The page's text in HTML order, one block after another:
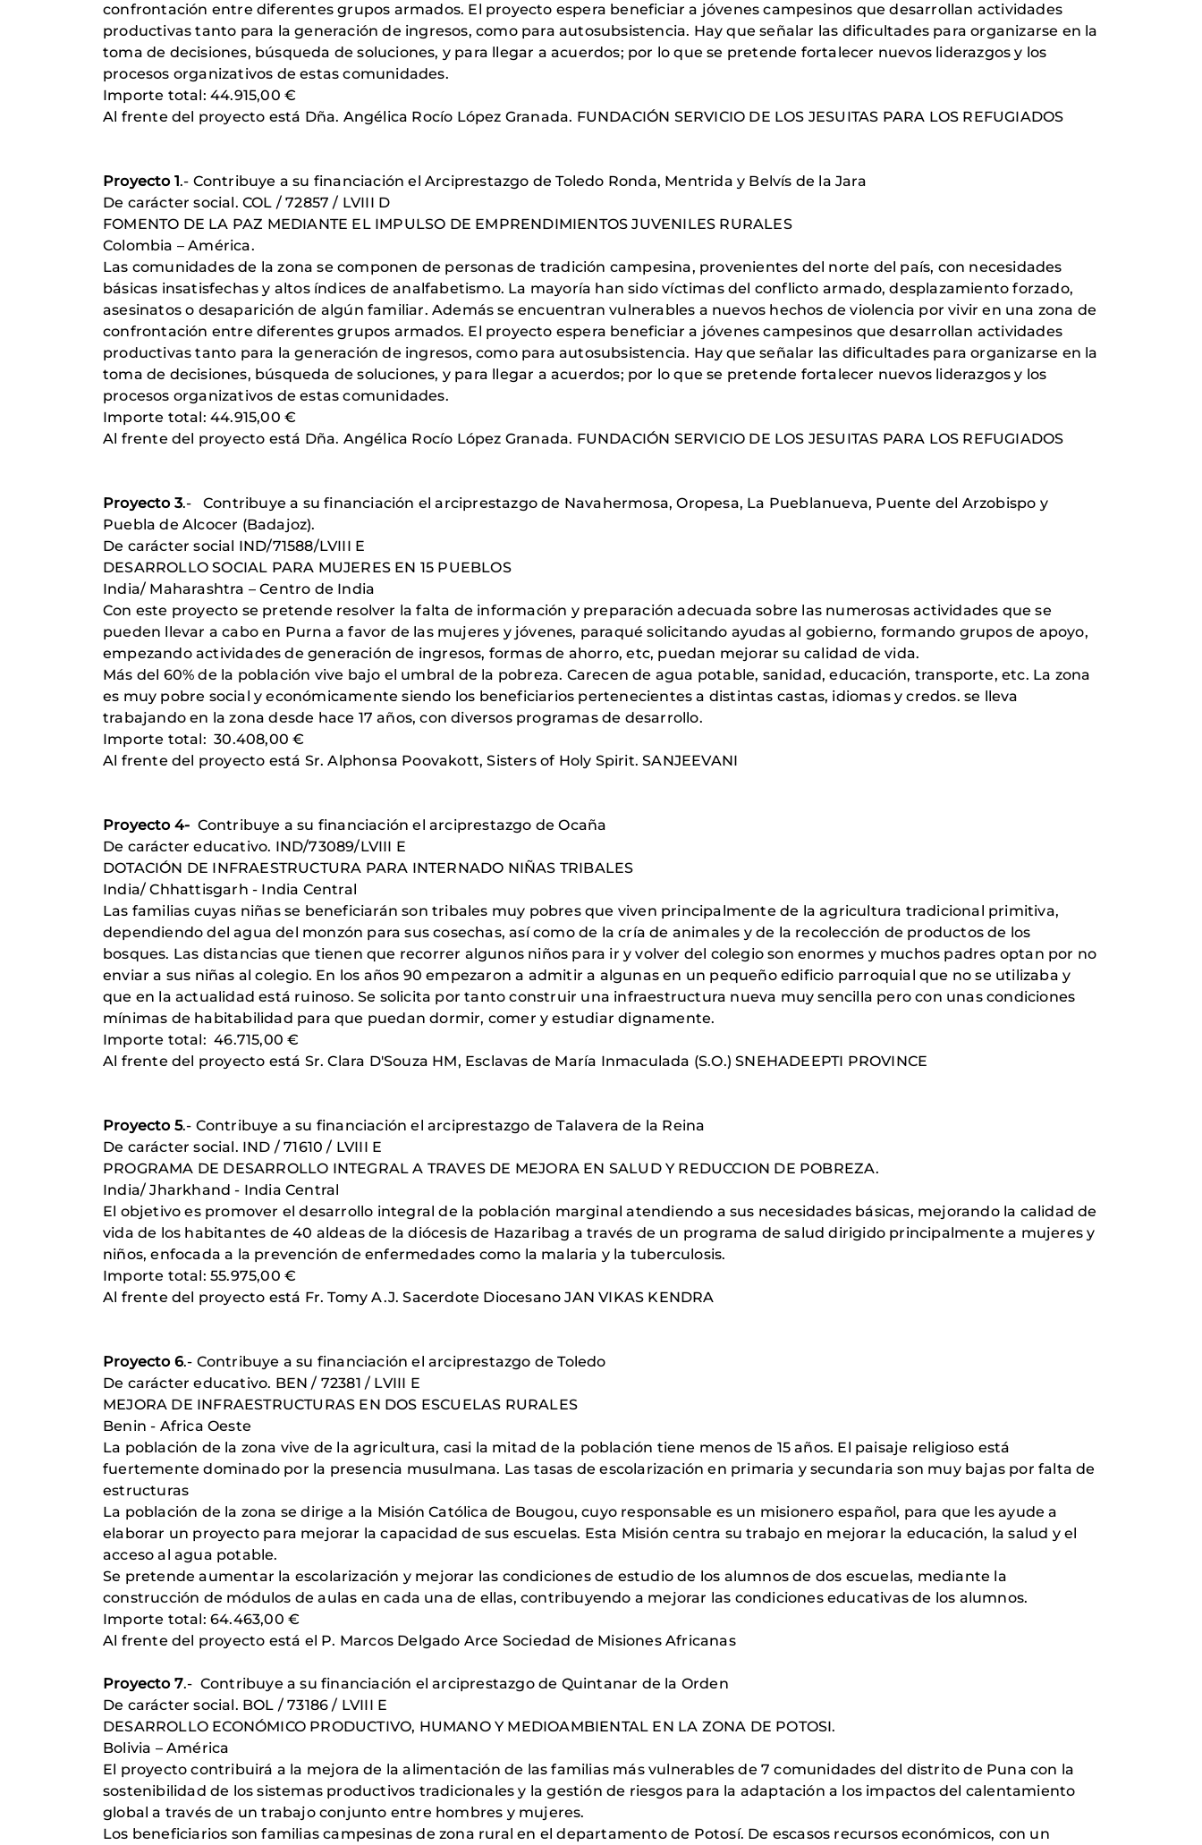
confrontación entre diferentes grupos armados. El proyecto espera beneficiar a jóvenes campesinos que desarrollan actividades
productivas tanto para la generación de ingresos, como para autosubsistencia. Hay que señalar las dificultades para organizarse en la
toma de decisiones, búsqueda de soluciones, y para llegar a acuerdos; por lo que se pretende fortalecer nuevos liderazgos y los
procesos organizativos de estas comunidades.
Importe total: 44.915,00 €
Al frente del proyecto está Dña. Angélica Rocío López Granada. FUNDACIÓN SERVICIO DE LOS JESUITAS PARA LOS REFUGIADOS
Proyecto 1.- Contribuye a su financiación el Arciprestazgo de Toledo Ronda, Mentrida y Belvís de la Jara
De carácter social. COL / 72857 / LVIII D
FOMENTO DE LA PAZ MEDIANTE EL IMPULSO DE EMPRENDIMIENTOS JUVENILES RURALES
Colombia – América.
Las comunidades de la zona se componen de personas de tradición campesina, provenientes del norte del país, con necesidades
básicas insatisfechas y altos índices de analfabetismo. La mayoría han sido víctimas del conflicto armado, desplazamiento forzado,
asesinatos o desaparición de algún familiar. Además se encuentran vulnerables a nuevos hechos de violencia por vivir en una zona de
confrontación entre diferentes grupos armados. El proyecto espera beneficiar a jóvenes campesinos que desarrollan actividades
productivas tanto para la generación de ingresos, como para autosubsistencia. Hay que señalar las dificultades para organizarse en la
toma de decisiones, búsqueda de soluciones, y para llegar a acuerdos; por lo que se pretende fortalecer nuevos liderazgos y los
procesos organizativos de estas comunidades.
Importe total: 44.915,00 €
Al frente del proyecto está Dña. Angélica Rocío López Granada. FUNDACIÓN SERVICIO DE LOS JESUITAS PARA LOS REFUGIADOS
Proyecto 3.- Contribuye a su financiación el arciprestazgo de Navahermosa, Oropesa, La Pueblanueva, Puente del Arzobispo y
Puebla de Alcocer (Badajoz).
De carácter social IND/71588/LVIII E
DESARROLLO SOCIAL PARA MUJERES EN 15 PUEBLOS
India/ Maharashtra – Centro de India
Con este proyecto se pretende resolver la falta de información y preparación adecuada sobre las numerosas actividades que se
pueden llevar a cabo en Purna a favor de las mujeres y jóvenes, paraqué solicitando ayudas al gobierno, formando grupos de apoyo,
empezando actividades de generación de ingresos, formas de ahorro, etc, puedan mejorar su calidad de vida.
Más del 60% de la población vive bajo el umbral de la pobreza. Carecen de agua potable, sanidad, educación, transporte, etc. La zona
es muy pobre social y económicamente siendo los beneficiarios pertenecientes a distintas castas, idiomas y credos. se lleva
trabajando en la zona desde hace 17 años, con diversos programas de desarrollo.
Importe total: 30.408,00 €
Al frente del proyecto está Sr. Alphonsa Poovakott, Sisters of Holy Spirit. SANJEEVANI
Proyecto 4- Contribuye a su financiación el arciprestazgo de Ocaña
De carácter educativo. IND/73089/LVIII E
DOTACIÓN DE INFRAESTRUCTURA PARA INTERNADO NIÑAS TRIBALES
India/ Chhattisgarh - India Central
Las familias cuyas niñas se beneficiarán son tribales muy pobres que viven principalmente de la agricultura tradicional primitiva,
dependiendo del agua del monzón para sus cosechas, así como de la cría de animales y de la recolección de productos de los
bosques. Las distancias que tienen que recorrer algunos niños para ir y volver del colegio son enormes y muchos padres optan por no
enviar a sus niñas al colegio. En los años 90 empezaron a admitir a algunas en un pequeño edificio parroquial que no se utilizaba y
que en la actualidad está ruinoso. Se solicita por tanto construir una infraestructura nueva muy sencilla pero con unas condiciones
mínimas de habitabilidad para que puedan dormir, comer y estudiar dignamente.
Importe total: 46.715,00 €
Al frente del proyecto está Sr. Clara D'Souza HM, Esclavas de María Inmaculada (S.O.) SNEHADEEPTI PROVINCE
Proyecto 5.- Contribuye a su financiación el arciprestazgo de Talavera de la Reina
De carácter social. IND / 71610 / LVIII E
PROGRAMA DE DESARROLLO INTEGRAL A TRAVES DE MEJORA EN SALUD Y REDUCCION DE POBREZA.
India/ Jharkhand - India Central
El objetivo es promover el desarrollo integral de la población marginal atendiendo a sus necesidades básicas, mejorando la calidad de
vida de los habitantes de 40 aldeas de la diócesis de Hazaribag a través de un programa de salud dirigido principalmente a mujeres y
niños, enfocada a la prevención de enfermedades como la malaria y la tuberculosis.
Importe total: 55.975,00 €
Al frente del proyecto está Fr. Tomy A.J. Sacerdote Diocesano JAN VIKAS KENDRA
Proyecto 6.- Contribuye a su financiación el arciprestazgo de Toledo
De carácter educativo. BEN / 72381 / LVIII E
MEJORA DE INFRAESTRUCTURAS EN DOS ESCUELAS RURALES
Benin - Africa Oeste
La población de la zona vive de la agricultura, casi la mitad de la población tiene menos de 15 años. El paisaje religioso está
fuertemente dominado por la presencia musulmana. Las tasas de escolarización en primaria y secundaria son muy bajas por falta de
estructuras
La población de la zona se dirige a la Misión Católica de Bougou, cuyo responsable es un misionero español, para que les ayude a
elaborar un proyecto para mejorar la capacidad de sus escuelas. Esta Misión centra su trabajo en mejorar la educación, la salud y el
acceso al agua potable.
Se pretende aumentar la escolarización y mejorar las condiciones de estudio de los alumnos de dos escuelas, mediante la
construcción de módulos de aulas en cada una de ellas, contribuyendo a mejorar las condiciones educativas de los alumnos.
Importe total: 64.463,00 €
Al frente del proyecto está el P. Marcos Delgado Arce Sociedad de Misiones Africanas
Proyecto 7.- Contribuye a su financiación el arciprestazgo de Quintanar de la Orden
De carácter social. BOL / 73186 / LVIII E
DESARROLLO ECONÓMICO PRODUCTIVO, HUMANO Y MEDIOAMBIENTAL EN LA ZONA DE POTOSI.
Bolivia – América
El proyecto contribuirá a la mejora de la alimentación de las familias más vulnerables de 7 comunidades del distrito de Puna con la
sostenibilidad de los sistemas productivos tradicionales y la gestión de riesgos para la adaptación a los impactos del calentamiento
global a través de un trabajo conjunto entre hombres y mujeres.
Los beneficiarios son familias campesinas de zona rural en el departamento de Potosí. De escasos recursos económicos, con un